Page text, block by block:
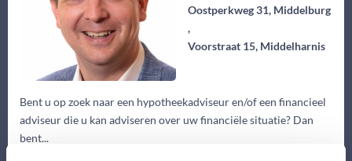
Oostperkweg 31, Middelburg
,
Voorstraat 15, Middelharnis
Bent u op zoek naar een hypotheekadviseur en/of een financieel
adviseur die u kan adviseren over uw financiële situatie? Dan
bent...